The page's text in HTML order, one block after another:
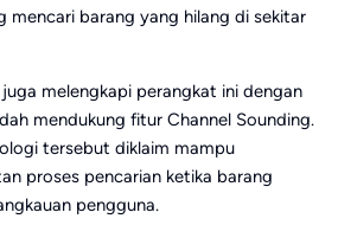
mencari barang yang hilang di sekitar
melengkapi perangkat ini dengan
mendukung fitur Channel Sounding.
tersebut diklaim mampu
proses pencarian ketika barang
pengguna.